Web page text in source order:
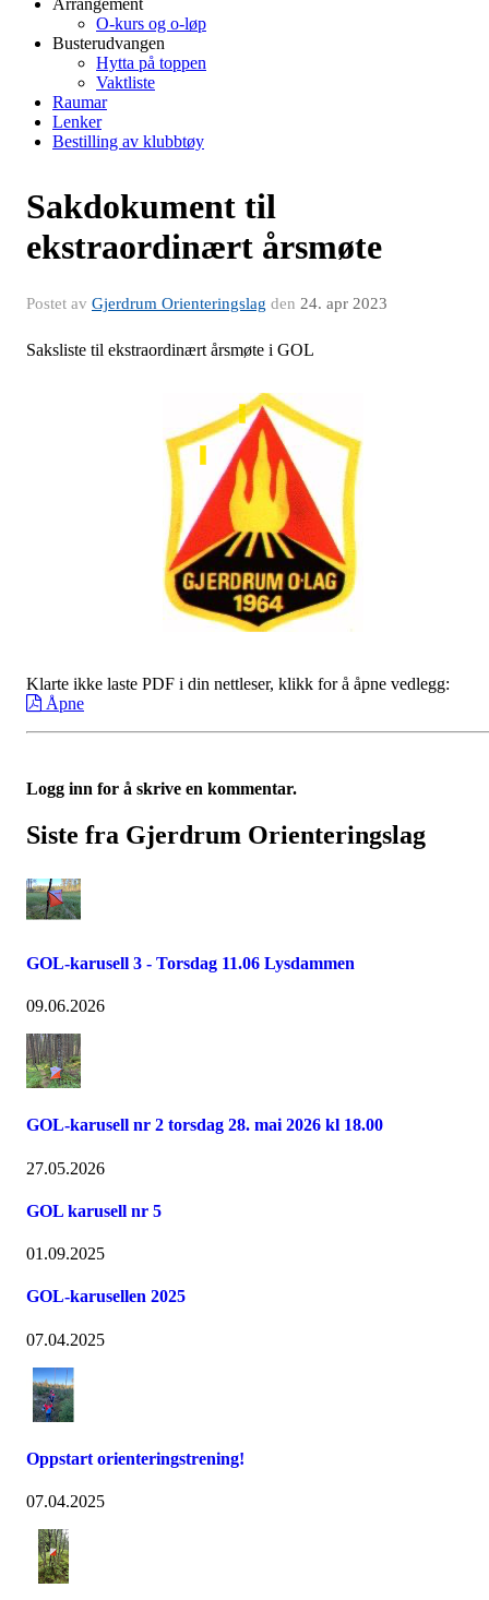
O-kurs og o-løp
Busterudvangen
Hytta på toppen
Vaktliste
Raumar
Lenker
Bestilling av klubbtøy
Sakdokument til
ekstraordinært årsmøte
Postet av Gjerdrum Orienteringslag den 24. apr 2023
Saksliste til ekstraordinært årsmøte i GOL
Klarte ikke laste PDF i din nettleser, klikk for å åpne vedlegg:
Åpne
Logg inn for å skrive en kommentar.
Siste fra Gjerdrum Orienteringslag
GOL-karusell 3 - Torsdag 11.06 Lysdammen
09.06.2026
GOL-karusell nr 2 torsdag 28. mai 2026 kl 18.00
27.05.2026
GOL karusell nr 5
01.09.2025
GOL-karusellen 2025
07.04.2025
Oppstart orienteringstrening!
07.04.2025